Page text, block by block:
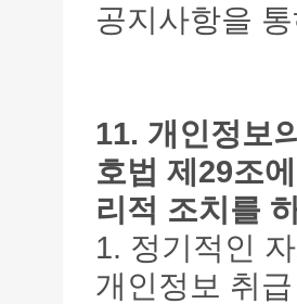
공지사항을
11. 개인정보
호법 제29조
리적 조치를
1. 정기적인
개인정보 취